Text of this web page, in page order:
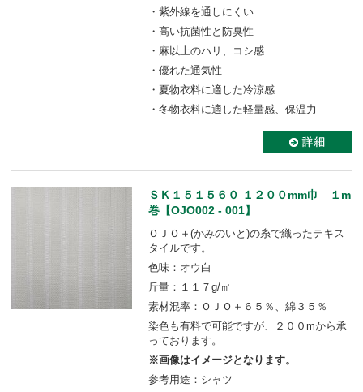
・紫外線を通しにくい
・高い抗菌性と防臭性
・麻以上のハリ、コシ感
・優れた通気性
・夏物衣料に適した冷涼感
・冬物衣料に適した軽量感、保温力
ＳＫ１５１５６０ １２００mm巾 １m
巻【OJO002 - 001】
ＯＪＯ＋(かみのいと)の糸で織ったテキス
タイルです。
色味：オウ白
斤量：１１７g/㎡
素材混率：ＯＪＯ＋６５％、綿３５％
染色も有料で可能ですが、２００mから承
っております。
※画像はイメージとなります。
参考用途：シャツ